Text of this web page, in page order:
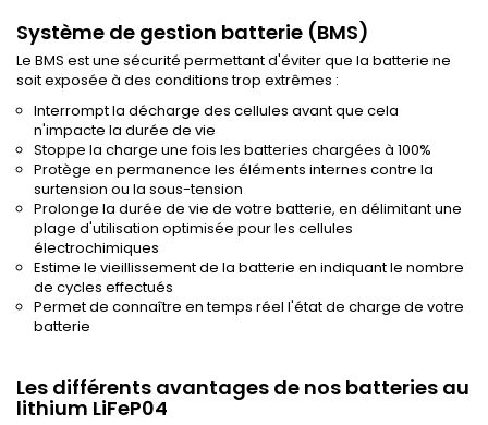
Système de gestion batterie (BMS)
Le BMS est une sécurité permettant d'éviter que la batterie ne
soit exposée à des conditions trop extrêmes :
Interrompt la décharge des cellules avant que cela
n'impacte la durée de vie
Stoppe la charge une fois les batteries chargées à 100%
Protège en permanence les éléments internes contre la
surtension ou la sous-tension
Prolonge la durée de vie de votre batterie, en délimitant une
plage d'utilisation optimisée pour les cellules
électrochimiques
Estime le vieillissement de la batterie en indiquant le nombre
de cycles effectués
Permet de connaître en temps réel l'état de charge de votre
batterie
Les différents avantages de nos batteries au
lithium LiFeP04